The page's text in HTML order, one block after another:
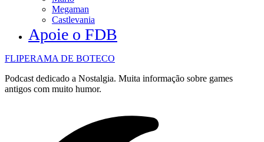
Megaman
Castlevania
Apoie o FDB
FLIPERAMA DE BOTECO
Podcast dedicado a Nostalgia. Muita informação sobre games
antigos com muito humor.